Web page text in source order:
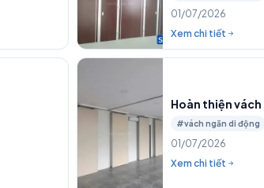
01/07/2026
Xem chi tiết
Hoàn thiện vách
#vách ngăn di động
01/07/2026
Xem chi tiết